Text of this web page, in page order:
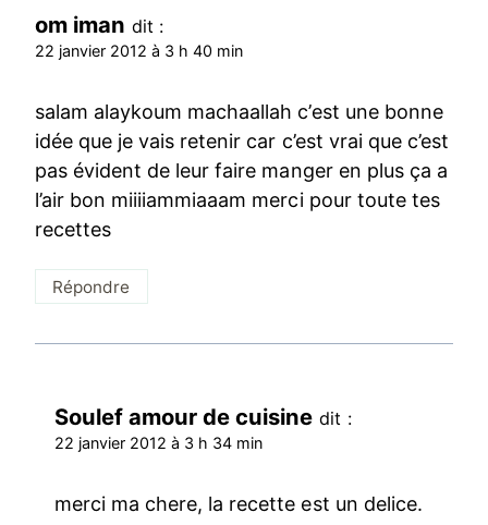
om iman dit :
22 janvier 2012 à 3 h 40 min
salam alaykoum machaallah c’est une bonne
idée que je vais retenir car c’est vrai que c’est
pas évident de leur faire manger en plus ça a
l’air bon miiiiammiaaam merci pour toute tes
recettes
Répondre
Soulef amour de cuisine dit :
22 janvier 2012 à 3 h 34 min
merci ma chere, la recette est un delice.